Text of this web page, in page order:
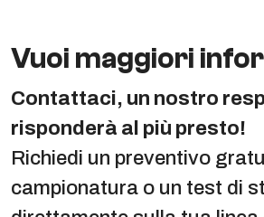
Vuoi maggiori
Contattaci, un nostro
risponderà al più presto!
Richiedi un preventivo
campionatura o un test di